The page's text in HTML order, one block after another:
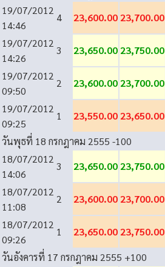
19/07/2012
14:46
4 23,600.00 23,700.00
19/07/2012
14:26
3 23,650.00 23,750.00
19/07/2012
09:50
2 23,600.00 23,700.00
19/07/2012
09:25
1 23,550.00 23,650.00
วันพุธที่ 18 กรกฎาคม 2555 -100
18/07/2012
14:06
3 23,650.00 23,750.00
18/07/2012
11:08
2 23,600.00 23,700.00
18/07/2012
09:26
1 23,650.00 23,750.00
วันอังคารที่ 17 กรกฎาคม 2555 +100